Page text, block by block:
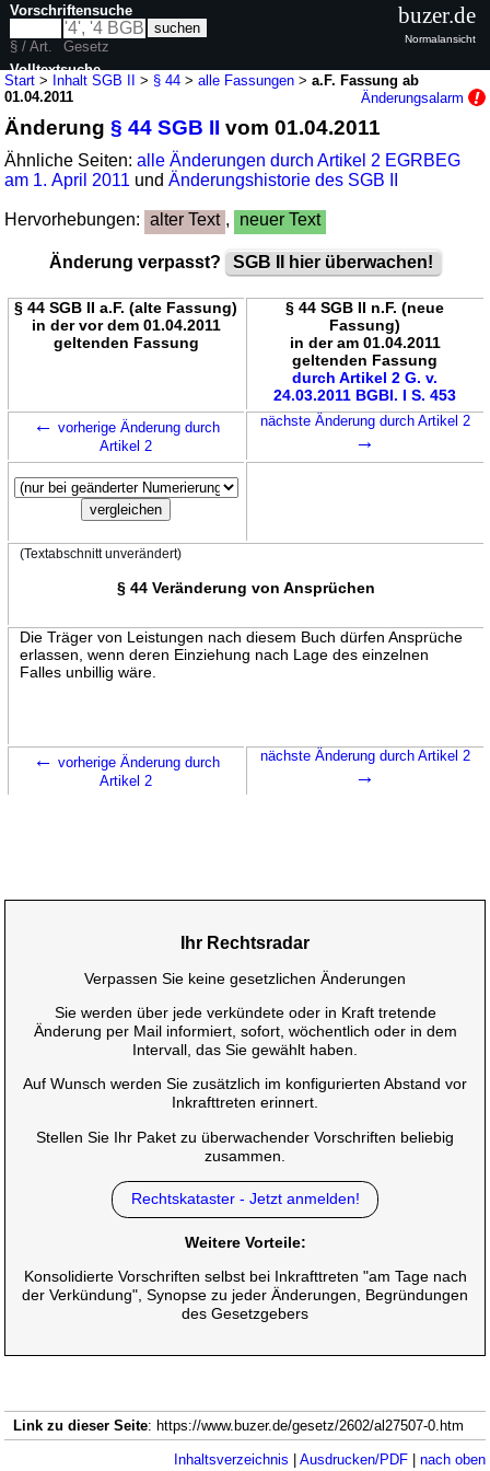
Start > Inhalt SGB II > § 44 >alle Fassungen >a.F. Fassung ab
01.04.2011
Änderungsalarm
Änderung§ 44 SGB II vom 01.04.2011
Ähnliche Seiten:alle Änderungen durch Artikel 2 EGRBEG
am 1. April 2011 undÄnderungshistorie des SGB II
Hervorhebungen: alter Text , neuer Text
Änderung verpasst? SGB II hier überwachen!
§ 44 SGB II a.F. (alte Fassung)
in der vor dem 01.04.2011
geltenden Fassung
§ 44 SGB II n.F. (neue
Fassung)
in der am 01.04.2011
geltenden Fassung
durch Artikel 2 G. v.
24.03.2011 BGBl. I S. 453
← vorherige Änderung durch
Artikel 2
nächste Änderung durch Artikel 2
→
(Textabschnitt unverändert)
§ 44 Veränderung von Ansprüchen
Die Träger von Leistungen nach diesem Buch dürfen Ansprüche
erlassen, wenn deren Einziehung nach Lage des einzelnen
Falles unbillig wäre.
← vorherige Änderung durch
Artikel 2
nächste Änderung durch Artikel 2
→
Vorschriftensuche
§ / Art.
Gesetz
Volltextsuche
buzer.de
Normalansicht
Ihr Rechtsradar
Verpassen Sie keine gesetzlichen Änderungen
Sie werden über jede verkündete oder in Kraft tretende
Änderung per Mail informiert, sofort, wöchentlich oder in dem
Intervall, das Sie gewählt haben.
Auf Wunsch werden Sie zusätzlich im konfigurierten Abstand vor
Inkrafttreten erinnert.
Stellen Sie Ihr Paket zu überwachender Vorschriften beliebig
zusammen.
Rechtskataster - Jetzt anmelden!
Weitere Vorteile:
Konsolidierte Vorschriften selbst bei Inkrafttreten "am Tage nach
der Verkündung", Synopse zu jeder Änderungen, Begründungen
des Gesetzgebers
Link zu dieser Seite: https://www.buzer.de/gesetz/2602/al27507-0.htm
Inhaltsverzeichnis Ausdrucken/PDF| nach oben